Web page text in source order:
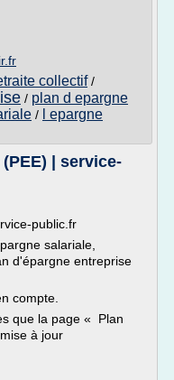
collectif/
/ plan d epargne
/
l epargne
| service-
public.fr
salariale,
d'épargne entreprise
compte.
que la page « Plan
à jour